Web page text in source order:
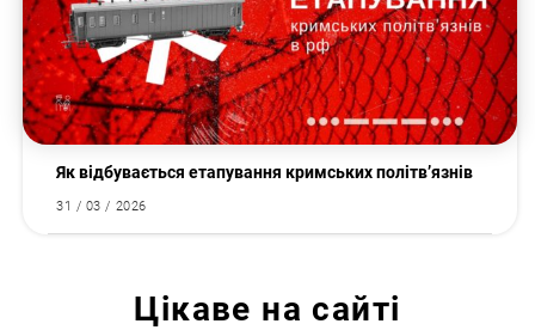
Як відбувається етапування кримських політв’язнів
31 / 03 / 2026
Цікаве на сайті